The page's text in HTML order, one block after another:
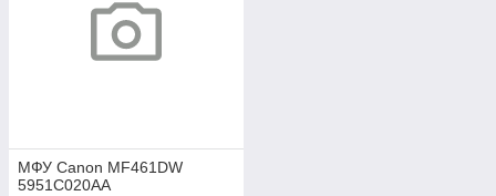
МФУ Canon MF461DW
5951C020AA